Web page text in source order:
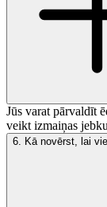
Jūs varat pārvaldīt
veikt izmaiņas
6 Kā novērst, lai